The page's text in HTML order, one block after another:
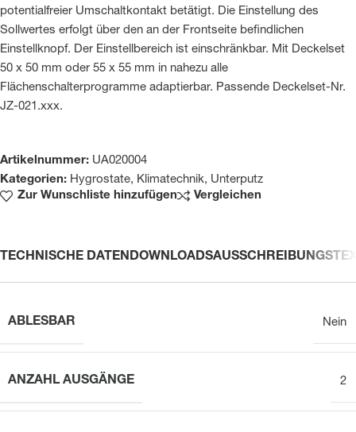
potentialfreier Umschaltkontakt betätigt. Die Einstellung des
Sollwertes erfolgt über den an der Frontseite befindlichen
Einstellknopf. Der Einstellbereich ist einschränkbar. Mit Deckelset
50 x 50 mm oder 55 x 55 mm in nahezu alle
Flächenschalterprogramme adaptierbar. Passende Deckelset-Nr.
JZ-021.xxx.
Artikelnummer: UA020004
Kategorien: Hygrostate, Klimatechnik, Unterputz
Zur Wunschliste hinzufügen
Vergleichen
TECHNISCHE DATENDOWNLOADS
ABLESBAR Nein
ANZAHL AUSGÄNGE 2